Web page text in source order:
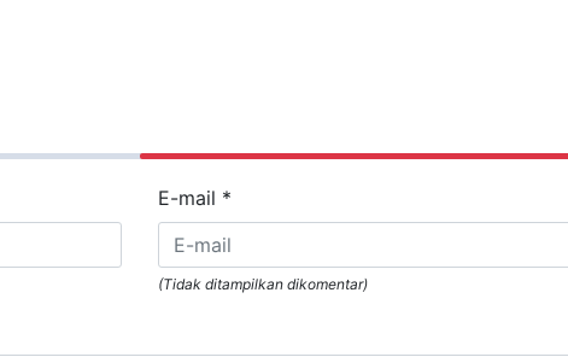
E-mail *
(Tidak ditampilkan dikomentar)